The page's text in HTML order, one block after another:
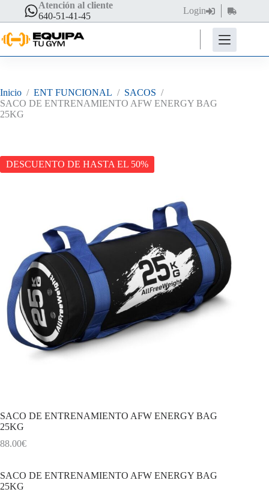
contenido
Atención al cliente
640-51-41-45
Login
Carro
de
compra
Inicio / ENT FUNCIONAL / SACOS /
SACO DE ENTRENAMIENTO AFW ENERGY BAG
25KG
DESCUENTO DE HASTA EL 50%
SACO DE ENTRENAMIENTO AFW ENERGY BAG
25KG
88.00€
SACO DE ENTRENAMIENTO AFW ENERGY BAG
25KG